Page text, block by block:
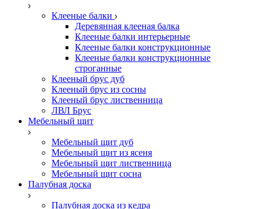
Клееные балки
Деревянная клееная балка
Клееные балки интерьерные
Клееные балки конструкционные
Клееные балки конструкционные
строганные
Клееный брус дуб
Клееный брус из сосны
Клееный брус лиственница
ЛВЛ Брус
Мебельный щит
Мебельный щит дуб
Мебельный щит из ясеня
Мебельный щит лиственница
Мебельный щит сосна
Палубная доска
Палубная доска из кедра